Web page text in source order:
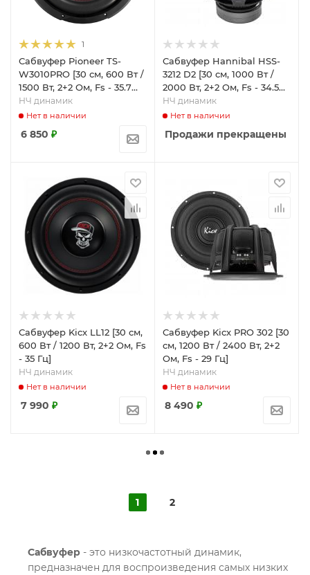
1
Сабвуфер Pioneer TS-
W3010PRO [30 см, 600 Вт /
1500 Вт, 2+2 Ом, Fs - 35.7
Гц]
НЧ динамик
Нет в наличии
6 850 ₽
Сабвуфер Hannibal HSS-
3212 D2 [30 см, 1000 Вт /
2000 Вт, 2+2 Ом, Fs - 34.5
Гц]
НЧ динамик
Нет в наличии
Продажи прекращены
Сабвуфер Kicx LL12 [30 см,
600 Вт / 1200 Вт, 2+2 Ом, Fs
- 35 Гц]
НЧ динамик
Нет в наличии
7 990 ₽
Сабвуфер Kicx PRO 302 [30
см, 1200 Вт / 2400 Вт, 2+2
Ом, Fs - 29 Гц]
НЧ динамик
Нет в наличии
8 490 ₽
1 2
Сабвуфер - это низкочастотный динамик,
предназначен для воспроизведения самых низких